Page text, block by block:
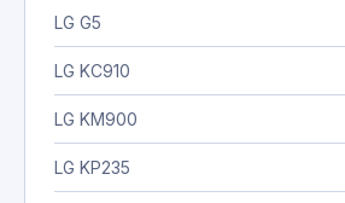
LG G5
LG KC910
LG KM900
LG KP235